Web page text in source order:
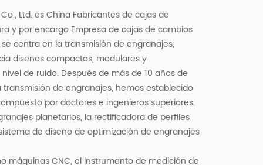
Ltd. esChina Fabricantes de cajas de
y por encargo Empresa de cajas de cambios
centra en la transmisión de engranajes,
diseños compactos, modulares y
de ruido. Después de más de 10 años de
de engranajes, hemos establecido
por doctores e ingenieros superiores.
planetarios, la rectificadora de perfiles
de diseño de optimización de engranajes
máquinas CNC, el instrumento de medición de